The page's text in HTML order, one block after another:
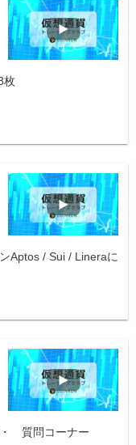
枚
Aptos / Sui / Lineraに
質問コーナー